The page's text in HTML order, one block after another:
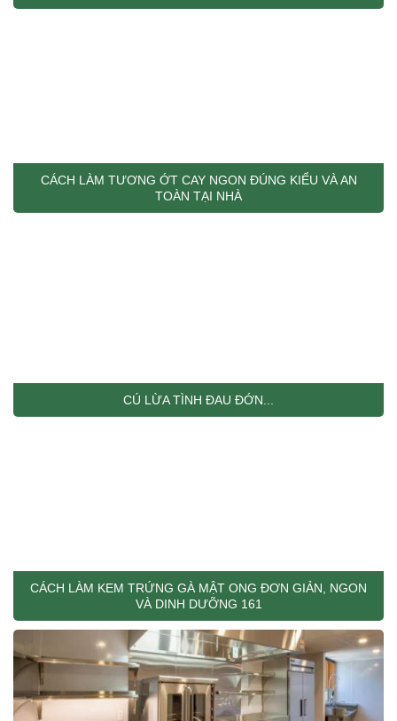
CÁCH LÀM TƯƠNG ỚT CAY NGON ĐÚNG KIỂU VÀ AN
TOÀN TẠI NHÀ
CÚ LỪA TÌNH ĐAU ĐỚN...
CÁCH LÀM KEM TRỨNG GÀ MẬT ONG ĐƠN GIẢN, NGON
VÀ DINH DƯỠNG 161